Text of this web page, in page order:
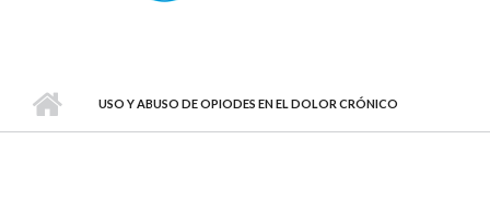
USO Y ABUSO DE OPIODES EN EL DOLOR CRÓNICO